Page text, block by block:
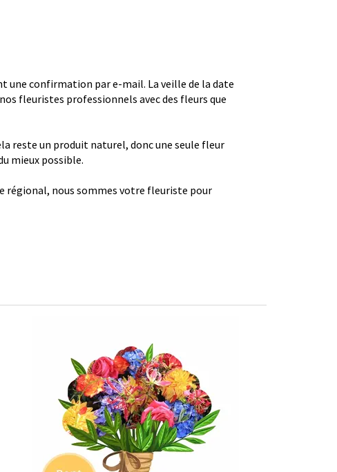
une confirmation par e-mail. La veille de la date
fleuristes professionnels avec des fleurs que
reste un produit naturel, donc une seule fleur
mieux possible.
régional, nous sommes votre fleuriste pour